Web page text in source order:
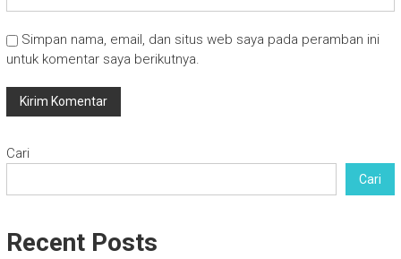
Simpan nama, email, dan situs web saya pada peramban ini
untuk komentar saya berikutnya.
Cari
Cari
Recent Posts